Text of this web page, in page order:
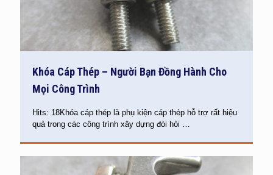
Khóa Cáp Thép – Người Bạn Đồng Hành Cho
Mọi Công Trình
Hits: 18Khóa cáp thép là phụ kiện cáp thép hỗ trợ rất hiệu
quả trong các công trình xây dựng đòi hỏi